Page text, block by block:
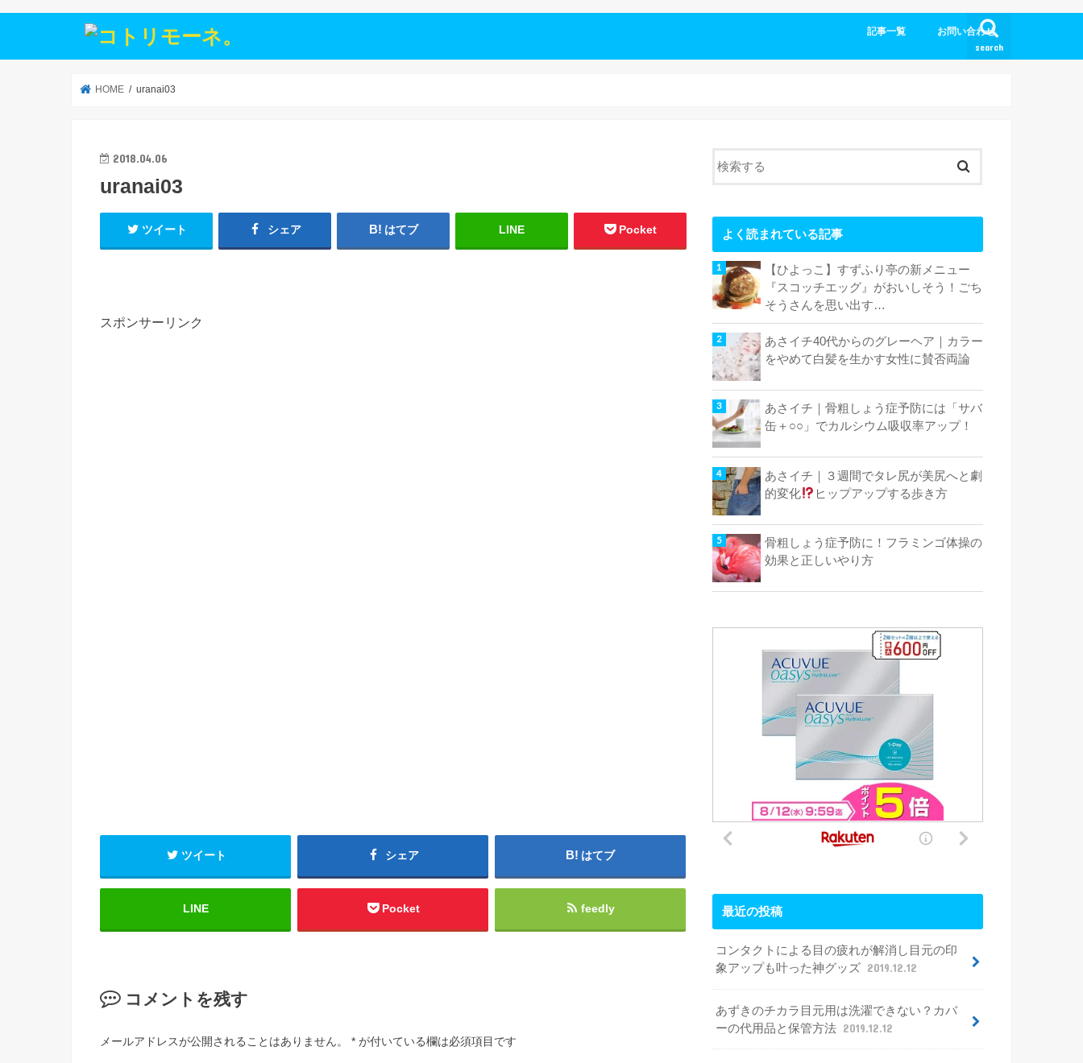
search
記事一覧 お問い合わせ
HOME uranai03
2018.04.06
uranai03
ツイート シェア はてブ LINE Pocket
スポンサーリンク
ツイート シェア はてブ
LINE Pocket feedly
コメントを残す
メールアドレスが公開されることはありません。 * が付いている欄は必須項目です
よく読まれている記事
【ひよっこ】すずふり亭の新メニュー
『スコッチエッグ』がおいしそう！ごち
そうさんを思い出す…
あさイチ40代からのグレーヘア｜カラー
をやめて白髪を生かす女性に賛否両論
あさイチ｜骨粗しょう症予防には「サバ
缶＋○○」でカルシウム吸収率アップ！
あさイチ｜３週間でタレ尻が美尻へと劇
的変化
ヒップアップする歩き方
骨粗しょう症予防に！フラミンゴ体操の
効果と正しいやり方
最近の投稿
コンタクトによる目の疲れが解消し目元の印
象アップも叶った神グッズ 2019.12.12
あずきのチカラ目元用は洗濯できない？カバ
ーの代用品と保管方法 2019.12.12